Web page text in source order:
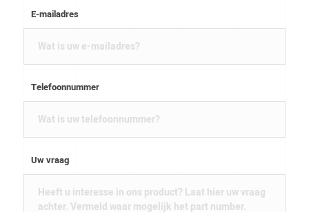
E-mailadres
Telefoonnummer
Uw vraag